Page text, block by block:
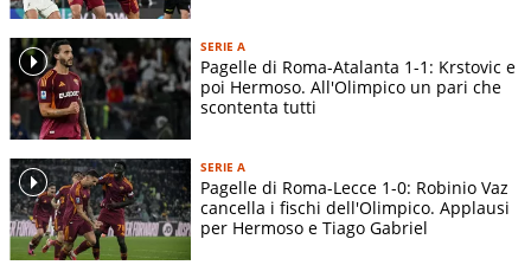
SERIE A
Pagelle di Roma-Atalanta 1-1: Krstovic e
poi Hermoso. All'Olimpico un pari che
scontenta tutti
SERIE A
Pagelle di Roma-Lecce 1-0: Robinio Vaz
cancella i fischi dell'Olimpico. Applausi
per Hermoso e Tiago Gabriel